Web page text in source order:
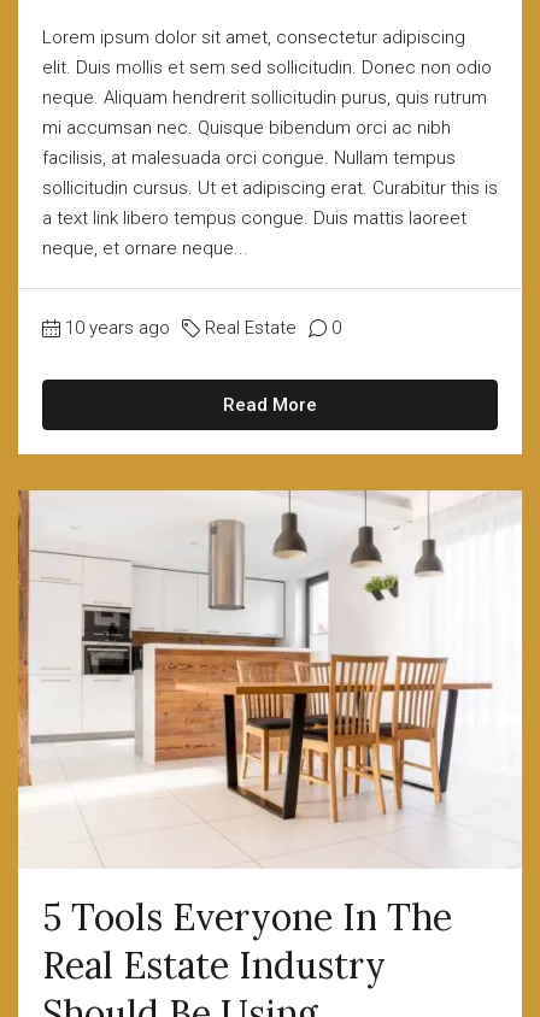
Lorem ipsum dolor sit amet, consectetur adipiscing
elit. Duis mollis et sem sed sollicitudin. Donec non odio
neque. Aliquam hendrerit sollicitudin purus, quis rutrum
mi accumsan nec. Quisque bibendum orci ac nibh
facilisis, at malesuada orci congue. Nullam tempus
sollicitudin cursus. Ut et adipiscing erat. Curabitur this is
a text link libero tempus congue. Duis mattis laoreet
neque, et ornare neque...
10 years ago Real Estate 0
Read More
5 Tools Everyone In The
Real Estate Industry